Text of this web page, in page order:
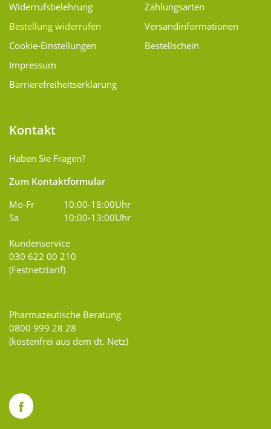
Widerrufsbelehrung
Bestellung widerrufen
Cookie-Einstellungen
Impressum
Barrierefreiheitserklärung
Zahlungsarten
Versand­informationen
Bestellschein
Kontakt
Haben Sie Fragen?
Zum Kontaktformular
Mo-Fr
10:00-18:00Uhr
Sa
10:00-13:00Uhr
Kundenservice
030 622 00 210
(Festnetztarif)
Pharmazeutische Beratung
0800 999 28 28
(kostenfrei aus dem dt. Netz)